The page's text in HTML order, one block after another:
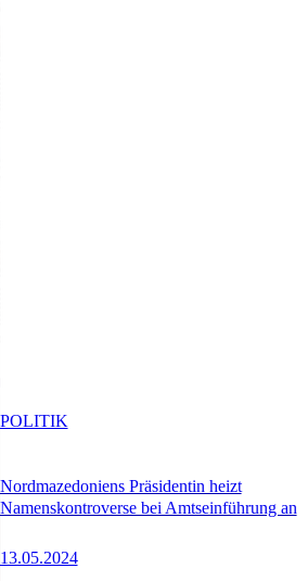
Nordmazedoniens Präsidentin heizt
Namenskontroverse bei Amtseinführung an
13.05.2024
POLITIK